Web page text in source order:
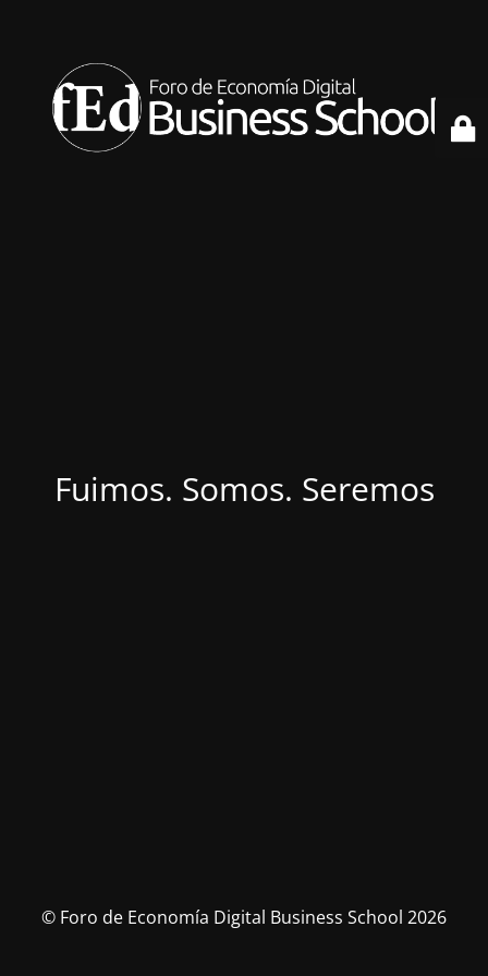
Fuimos. Somos. Seremos
© Foro de Economía Digital Business School 2026